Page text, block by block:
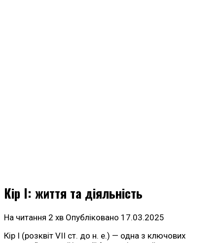
Кір I: життя та діяльність
На читання 2 хв Опубліковано 17.03.2025
Кір I (розквіт VII ст. до н. е.) — одна з ключових